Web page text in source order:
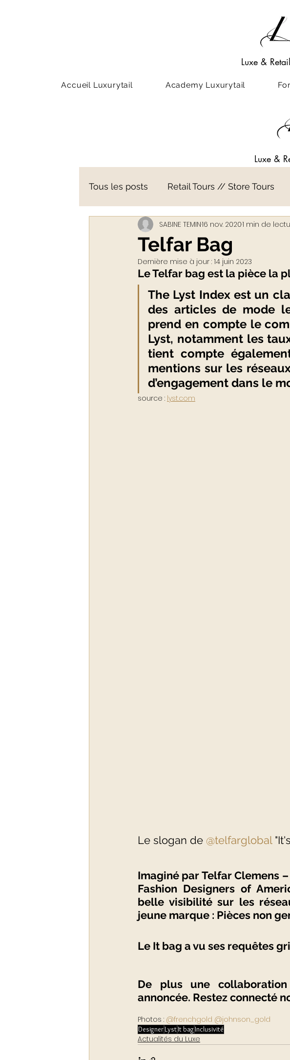
Luxe & Retail
Accueil Luxurytail Academy Luxurytail
Luxe &
Tous les posts Retail Tours // Store Tours
Webinar - classe virtuelle Visio-
ACADEMY LUXURYTAIL WEB3
Telfar Bag
SABINE TEMIN16 nov. 20201 min de
Dernière mise à jour : 14 juin 2023
Le Telfar bag est la pièce la
The Lyst Index est un
des articles de mode
prend en compte le
Lyst, notamment les
tient compte
mentions sur les
d’engagement dans le
source : lyst.com
Le slogan de @telfarglobal
Imaginé par Telfar Clemens
Fashion Designers of
belle visibilité sur les
jeune marque : Pièces non
Le It bag a vu ses requêtes
De plus une
annoncée. Restez connecté
Photos : @frenchgold @johnson_gold
DesignerLystIt bagInclusivité
Actualités du Luxe